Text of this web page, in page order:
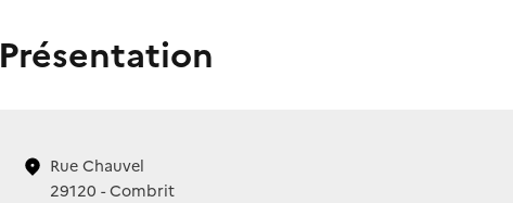
Présentation
Rue Chauvel
29120 - Combrit